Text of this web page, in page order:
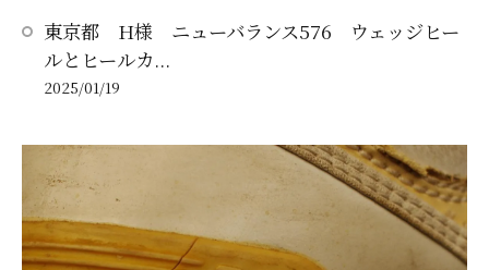
東京都 H様 ニューバランス576 ウェッジヒー
ルとヒールカ...
2025/01/19